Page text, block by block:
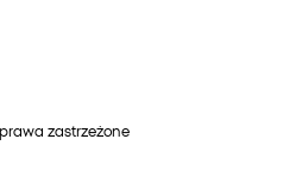
zastrzeżone